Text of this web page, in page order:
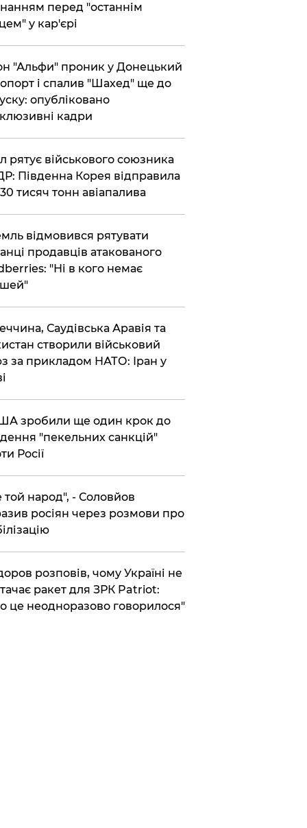
перед "останнім
у кар'єрі
"Альфи" проник у Донецький
і спалив "Шахед" ще до
опубліковано
кадри
рятує військового союзника
Південна Корея відправила
тисяч тонн авіапалива
відмовився рятувати
продавців атакованого
"Ні в кого немає
Саудівська Аравія та
створили військовий
за прикладом НАТО: Іран у
зробили ще один крок до
"пекельних санкцій"
Росії
той народ", - Соловйов
росіян через розмови про
розповів, чому Україні не
ракет для ЗРК Patriot:
це неодноразово говорилося"